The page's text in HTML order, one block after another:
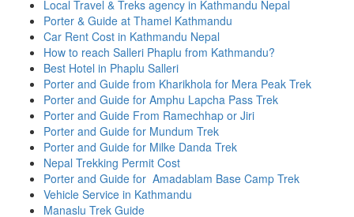
Local Travel & Treks agency in Kathmandu Nepal
Porter & Guide at Thamel Kathmandu
Car Rent Cost in Kathmandu Nepal
How to reach Salleri Phaplu from Kathmandu?
Best Hotel in Phaplu Salleri
Porter and Guide from Kharikhola for Mera Peak Trek
Porter and Guide for Amphu Lapcha Pass Trek
Porter and Guide From Ramechhap or Jiri
Porter and Guide for Mundum Trek
Porter and Guide for Milke Danda Trek
Nepal Trekking Permit Cost
Porter and Guide for Amadablam Base Camp Trek
Vehicle Service in Kathmandu
Manaslu Trek Guide